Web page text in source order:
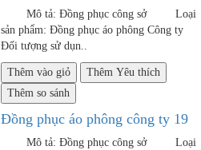
Mô tả: Đồng phục công sở Loại
sản phẩm: Đồng phục áo phông Công
Đối tượng sử dụn..
Thêm vào giỏ
Thêm Yêu thích
Thêm so sánh
Đồng phục áo phông công ty 19
Mô tả: Đồng phục công sở Loại